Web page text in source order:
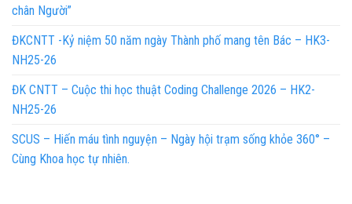
chân Người”
ĐKCNTT -Kỷ niệm 50 năm ngày Thành phố mang tên Bác – HK3-
NH25-26
ĐK CNTT – Cuộc thi học thuật Coding Challenge 2026 – HK2-
NH25-26
SCUS – Hiến máu tình nguyện – Ngày hội trạm sống khỏe 360° –
Cùng Khoa học tự nhiên.